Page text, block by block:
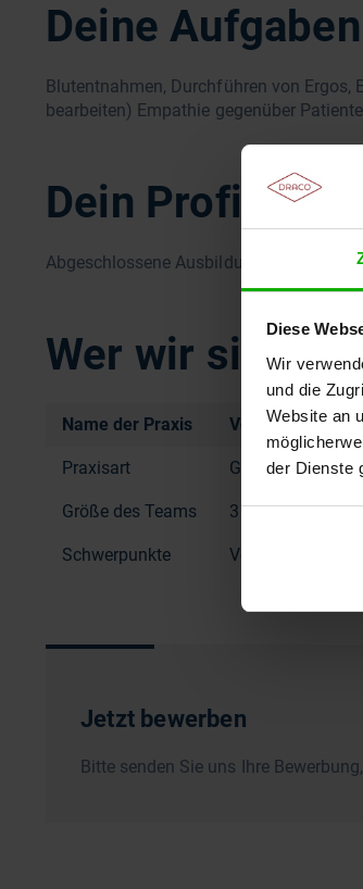
Diese
Wir
und die
Website an
der Dienste
Deine Aufgaben
Blutentnahmen, Durchführen von Ergos,
bearbeiten) Empathie gegenüber
Dein Profil
Abgeschlossene Ausbildung als MFA
Wer wir sind
Name der Praxis Vorsorgepraxis
Praxisart
Größe des Teams 3 MFA, 2 Azubis
Schwerpunkte Vorsorge,
Jetzt bewerben
Bitte senden Sie uns Ihre